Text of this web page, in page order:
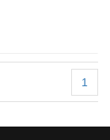
1